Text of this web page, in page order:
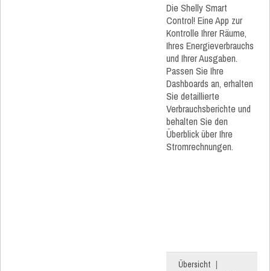
Die Shelly Smart
Control! Eine App zur
Kontrolle Ihrer Räume,
Ihres Energieverbrauchs
und Ihrer Ausgaben.
Passen Sie Ihre
Dashboards an, erhalten
Sie detaillierte
Verbrauchsberichte und
behalten Sie den
Überblick über Ihre
Stromrechnungen.
Übersicht |